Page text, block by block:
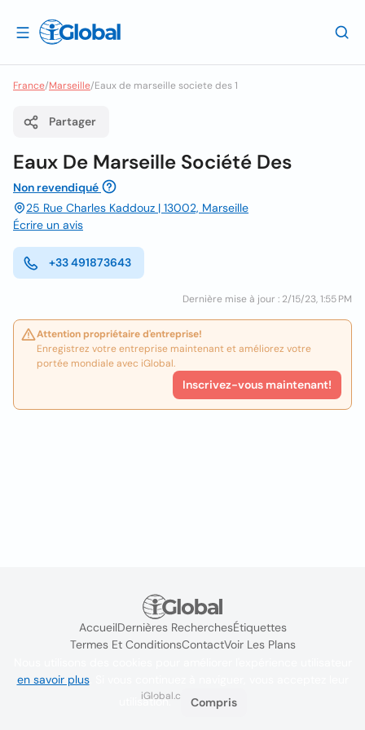
France/Marseille/Eaux de marseille societe des 1
Partager
Eaux De Marseille Société Des
Non revendiqué
25 Rue Charles Kaddouz | 13002, Marseille
Écrire un avis
+33 491873643
Dernière mise à jour : 2/15/23, 1:55 PM
Attention propriétaire d'entreprise!
Enregistrez votre entreprise maintenant et améliorez votre
portée mondiale avec iGlobal.
Inscrivez-vous maintenant!
AccueilDernières RecherchesÉtiquettes
Termes Et ConditionsContactVoir Les Plans
iGlobal.co @ 2024
en savoir plus. Si vous continuez à naviguer, vous acceptez leur
utilisation.
Compris